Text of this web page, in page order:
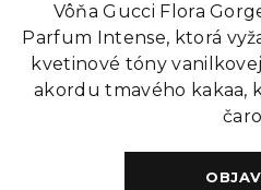
Vôňa Gucci Flora
Parfum Intense, ktorá
kvetinové tóny
akordu tmavého kakaa,